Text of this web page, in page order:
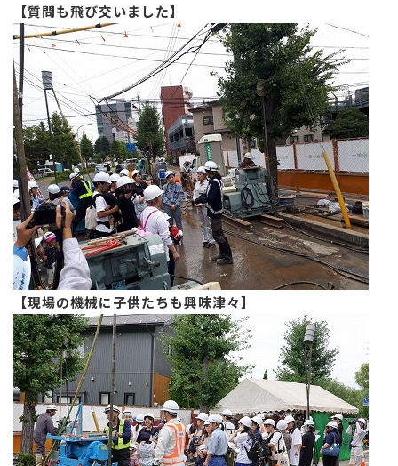
【質問も飛び交いました】
【現場の機械に子供たちも興味津々】